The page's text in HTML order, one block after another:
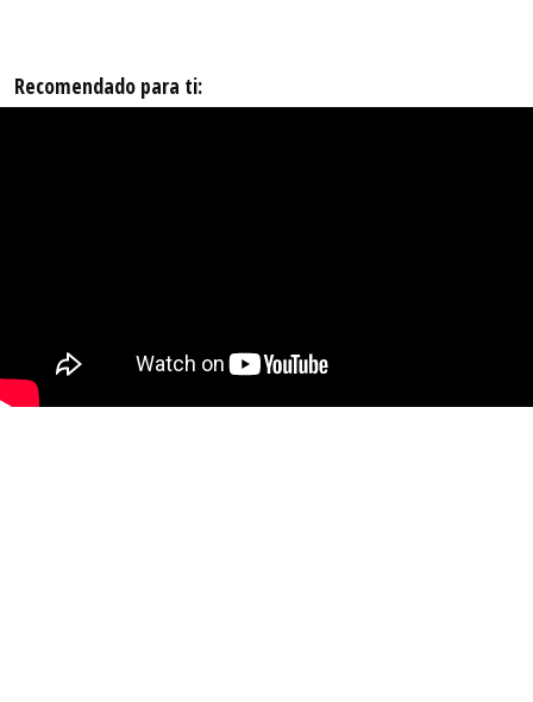
Recomendado para ti: